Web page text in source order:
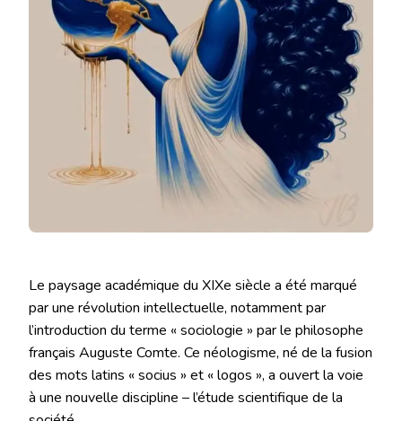
Le paysage académique du XIXe siècle a été marqué
par une révolution intellectuelle, notamment par
l’introduction du terme « sociologie » par le philosophe
français Auguste Comte. Ce néologisme, né de la fusion
des mots latins « socius » et « logos », a ouvert la voie
à une nouvelle discipline – l’étude scientifique de la